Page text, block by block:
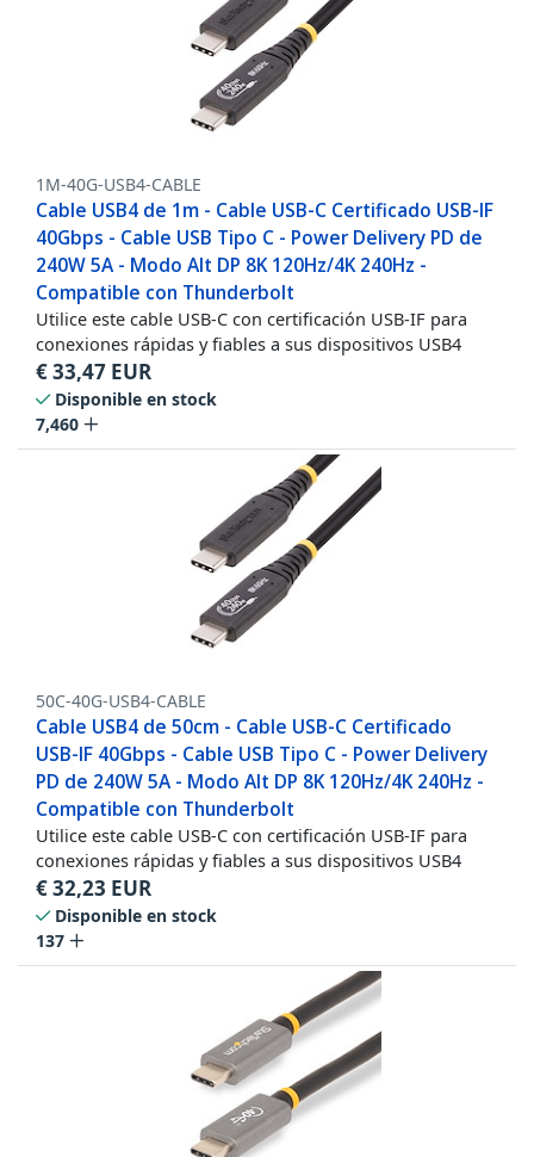
1M-40G-USB4-CABLE
Cable USB4 de 1m - Cable USB-C Certificado USB-IF
40Gbps - Cable USB Tipo C - Power Delivery PD de
240W 5A - Modo Alt DP 8K 120Hz/4K 240Hz -
Compatible con Thunderbolt
Utilice este cable USB-C con certificación USB-IF para
conexiones rápidas y fiables a sus dispositivos USB4
€33,47 EUR
Disponible en stock
7,460
50C-40G-USB4-CABLE
Cable USB4 de 50cm - Cable USB-C Certificado
USB-IF 40Gbps - Cable USB Tipo C - Power Delivery
PD de 240W 5A - Modo Alt DP 8K 120Hz/4K 240Hz -
Compatible con Thunderbolt
Utilice este cable USB-C con certificación USB-IF para
conexiones rápidas y fiables a sus dispositivos USB4
€32,23 EUR
Disponible en stock
137